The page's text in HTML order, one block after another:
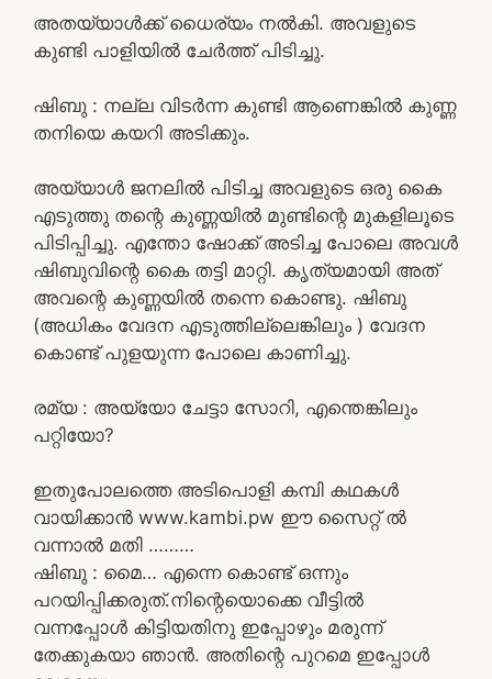
അതയ്യാൾക്ക് ധൈര്യം നൽകി. അവളുടെ
കുണ്ടി പാളിയിൽ ചേർത്ത് പിടിച്ചു.
ഷിബു : നല്ല വിടർന്ന കുണ്ടി ആണെങ്കിൽ കുണ്ണ
തനിയെ കയറി അടിക്കും.
അയ്യാൾ ജനലിൽ പിടിച്ച അവളുടെ ഒരു കൈ
എടുത്തു തന്റെ കുണ്ണയിൽ മുണ്ടിന്റെ മുകളിലൂടെ
പിടിപ്പിച്ചു. എന്തോ ഷോക്ക് അടിച്ച പോലെ അവൾ
ഷിബുവിന്റെ കൈ തട്ടി മാറ്റി. കൃത്യമായി അത്
അവന്റെ കുണ്ണയിൽ തന്നെ കൊണ്ടു. ഷിബു
(അധികം വേദന എടുത്തില്ലെങ്കിലും ) വേദന
കൊണ്ട് പുളയുന്ന പോലെ കാണിച്ചു.
രമ്യ : അയ്യോ ചേട്ടാ സോറി, എന്തെങ്കിലും
പറ്റിയോ?
ഇതുപോലത്തെ അടിപൊളി കമ്പി കഥകൾ
വായിക്കാൻ www.kambi.pw ഈ സൈറ്റ് ൽ
വന്നാൽ മതി ………
ഷിബു : മൈ… എന്നെ കൊണ്ട് ഒന്നും
പറയിപ്പിക്കരുത്.നിന്റെയൊക്കെ വീട്ടിൽ
വന്നപ്പോൾ കിട്ടിയതിനു ഇപ്പോഴും മരുന്ന്
തേക്കുകയാ ഞാൻ. അതിന്റെ പുറമെ ഇപ്പോൾ